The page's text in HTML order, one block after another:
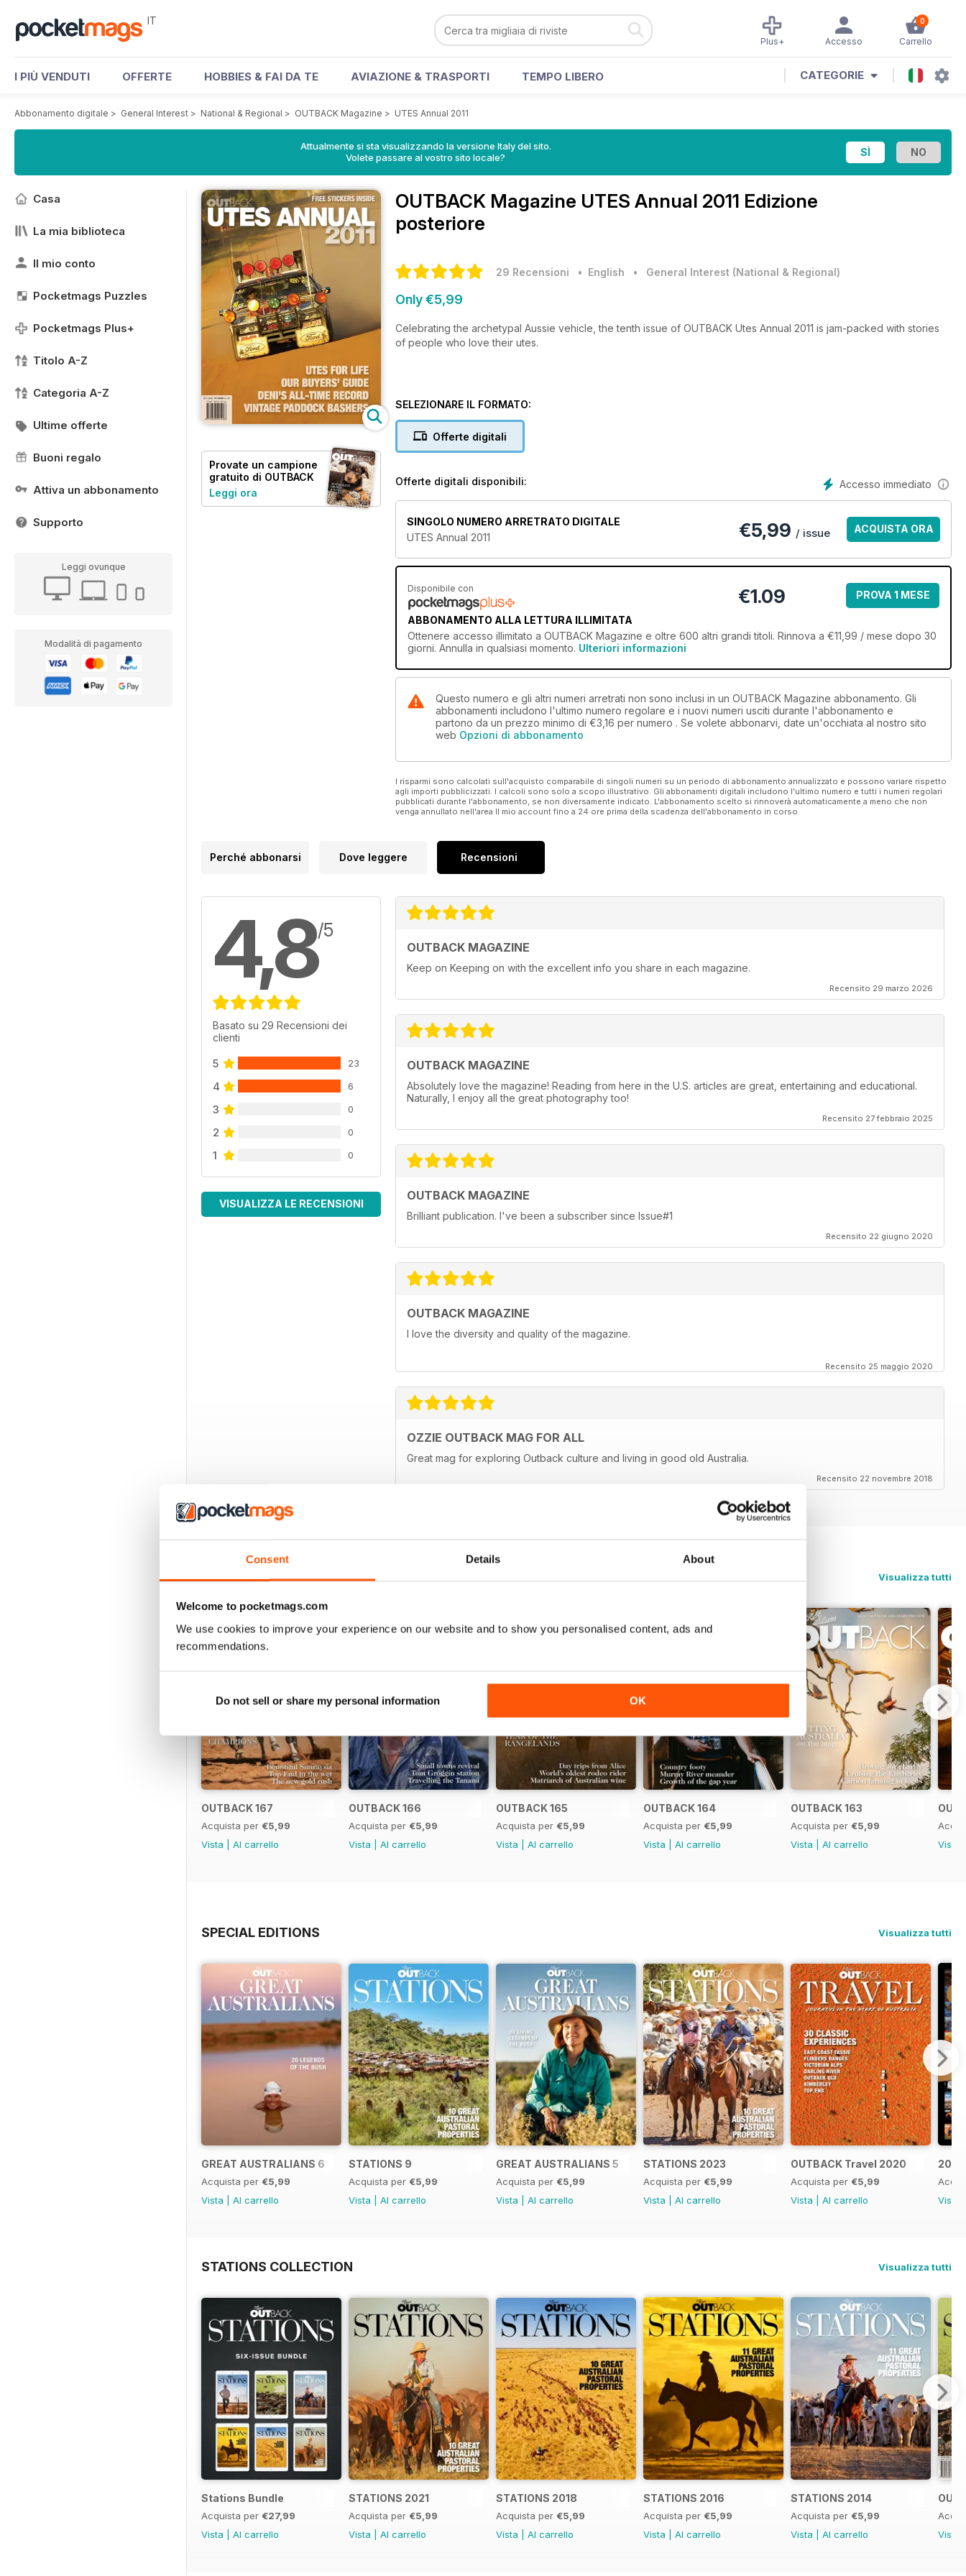
Consent Details About
Welcome to pocketmags.com
We use cookies to improve your experience on our website and to show you personalised content, ads and
recommendations.
Do not sell or share my personal information OK
IT 0
Carrello
Accesso
Plus+
I PIÙ VENDUTI OFFERTE HOBBIES & FAI DA TE AVIAZIONE & TRASPORTI TEMPO LIBERO CATEGORIE
Abbonamento digitale > General Interest > National & Regional > OUTBACK Magazine > UTES Annual 2011
Attualmente si sta visualizzando la versione Italy del sito.
Volete passare al vostro sito locale?
Casa
La mia biblioteca
Il mio conto
Pocketmags Puzzles
Pocketmags Plus+
Titolo A-Z
Categoria A-Z
Ultime offerte
Buoni regalo
Attiva un abbonamento
Supporto
Leggi ovunque
Modalità di pagamento
Provate un campione
gratuito di OUTBACK
Magazine
Leggi ora
OUTBACK Magazine UTES Annual 2011 Edizione
posteriore
29 Recensioni • English • General Interest (National & Regional)
Only €5,99
Celebrating the archetypal Aussie vehicle, the tenth issue of OUTBACK Utes Annual 2011 is jam-packed with stories
of people who love their utes.
SELEZIONARE IL FORMATO:
Offerte digitali
Accesso immediato
Offerte digitali disponibili:
SINGOLO NUMERO ARRETRATO DIGITALE
UTES Annual 2011
€5,99 / issue ACQUISTA ORA
Disponibile con
ABBONAMENTO ALLA LETTURA ILLIMITATA
€1.09 PROVA 1 MESE
Ottenere accesso illimitato a OUTBACK Magazine e oltre 600 altri grandi titoli. Rinnova a €11,99 / mese dopo 30
giorni. Annulla in qualsiasi momento. Ulteriori informazioni
Questo numero e gli altri numeri arretrati non sono inclusi in un OUTBACK Magazine abbonamento. Gli
abbonamenti includono l'ultimo numero regolare e i nuovi numeri usciti durante l'abbonamento e
partono da un prezzo minimo di €3,16 per numero . Se volete abbonarvi, date un'occhiata al nostro sito
web Opzioni di abbonamento
I risparmi sono calcolati sull'acquisto comparabile di singoli numeri su un periodo di abbonamento annualizzato e possono variare rispetto
agli importi pubblicizzati. I calcoli sono solo a scopo illustrativo. Gli abbonamenti digitali includono l'ultimo numero e tutti i numeri regolari
pubblicati durante l'abbonamento, se non diversamente indicato. L'abbonamento scelto si rinnoverà automaticamente a meno che non
venga annullato nell'area Il mio account fino a 24 ore prima della scadenza dell'abbonamento in corso.
Perché abbonarsi Dove leggere Recensioni
4,8/5
Basato su 29 Recensioni dei
clienti
5 23
4 6
3 0
2 0
1 0
VISUALIZZA LE RECENSIONI
OUTBACK MAGAZINE
Keep on Keeping on with the excellent info you share in each magazine.
Recensito 29 marzo 2026
OUTBACK MAGAZINE
Absolutely love the magazine! Reading from here in the U.S. articles are great, entertaining and educational.
Naturally, I enjoy all the great photography too!
Recensito 27 febbraio 2025
OUTBACK MAGAZINE
Brilliant publication. I've been a subscriber since Issue#1
Recensito 22 giugno 2020
OUTBACK MAGAZINE
I love the diversity and quality of the magazine.
Recensito 25 maggio 2020
OZZIE OUTBACK MAG FOR ALL
Great mag for exploring Outback culture and living in good old Australia.
Recensito 22 novembre 2018
EDIZIONI INDIETRO Visualizza tutti
OUTBACK 167
Acquista per €5,99
Vista
Al carrello
OUTBACK 166
Acquista per €5,99
Vista
Al carrello
OUTBACK 165
Acquista per €5,99
Vista
Al carrello
OUTBACK 164
Acquista per €5,99
Vista
Al carrello
OUTBACK 163
Acquista per €5,99
Vista
Al carrello
Vista
SPECIAL EDITIONS Visualizza tutti
GREAT AUSTRALIANS 6
Acquista per €5,99
Vista
Al carrello
STATIONS 9
Acquista per €5,99
Vista
Al carrello
GREAT AUSTRALIANS 5
Acquista per €5,99
Vista
Al carrello
STATIONS 2023
Acquista per €5,99
Vista
Al carrello
OUTBACK Travel 2020
Acquista per €5,99
Vista
Al carrello
20
Vista
STATIONS COLLECTION Visualizza tutti
Stations Bundle
Acquista per €27,99
Vista
Al carrello
STATIONS 2021
Acquista per €5,99
Vista
Al carrello
STATIONS 2018
Acquista per €5,99
Vista
Al carrello
STATIONS 2016
Acquista per €5,99
Vista
Al carrello
STATIONS 2014
Acquista per €5,99
Vista
Al carrello
Vista